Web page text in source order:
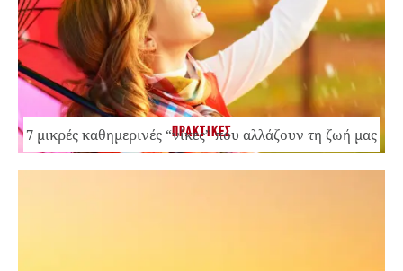
ΠΡΑΚΤΙΚΕΣ
7 μικρές καθημερινές “νίκες” που αλλάζουν τη ζωή μας